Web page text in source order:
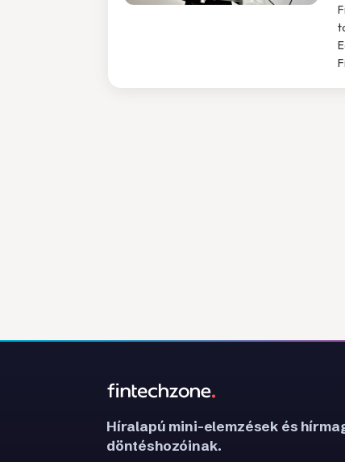
Híralapú mini-elemzések és
döntéshozóinak.